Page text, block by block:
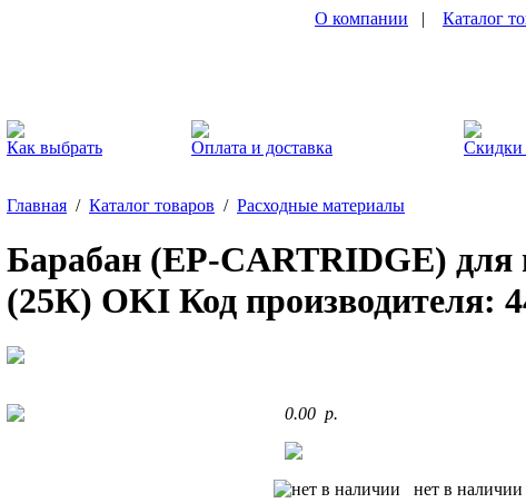
О компании | Каталог
Как выбрать Оплата и доставка Скидки
Главная / Каталог товаров / Расходные материалы
Барабан (EP-CARTRIDGE) для
(25К) OKI Код производителя:
0.00 p.
нет в наличии